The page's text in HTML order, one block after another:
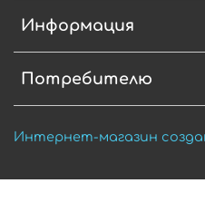
Информация
Потребителю
Интернет-магазин